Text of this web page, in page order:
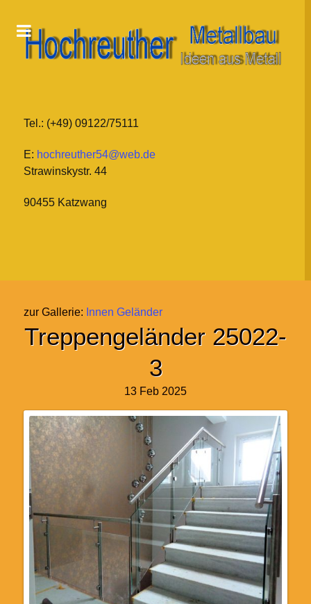
Tel.: (+49) 09122/75111
E: hochreuther54@web.de
Strawinskystr. 44
90455 Katzwang
zur Gallerie: Innen Geländer
Treppengeländer 25022-
3
13 Feb 2025